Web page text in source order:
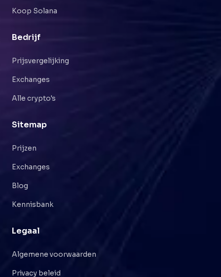
Koop Solana
Bedrijf
Prijsvergelijking
Exchanges
Alle crypto's
Sitemap
Prijzen
Exchanges
Blog
Kennisbank
Legaal
Algemene voorwaarden
Privacy beleid